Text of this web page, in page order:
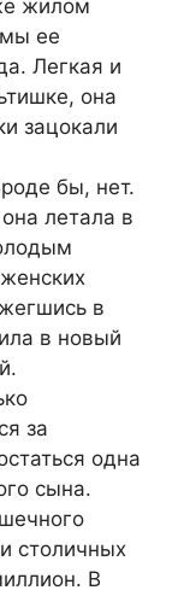
жилом
мы ее
Легкая и
она
зацокали
бы, нет.
летала в
в
в новый
за
одна
сына.
столичных
В